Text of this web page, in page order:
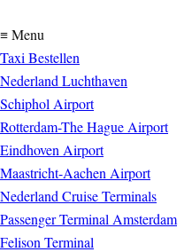
≡ Menu
Taxi Bestellen
Nederland Luchthaven
Schiphol Airport
Rotterdam-The Hague Airport
Eindhoven Airport
Maastricht-Aachen Airport
Nederland Cruise Terminals
Passenger Terminal Amsterdam
Felison Terminal